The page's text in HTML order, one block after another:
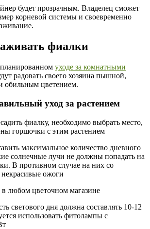
будет прозрачным. Владелец сможет
корневой системы и своевременно
фиалки
уходе за комнатными
радовать своего хозяина пышной,
обильным цветением.
уход за растением
фиалку, необходимо выбрать место,
горшочки с этим растением
максимальное количество дневного
солнечные лучи не должны попадать на
В противном случае на них со
некрасивые ожоги
любом цветочном магазине
светового дня должна составлять 10-12
использовать фитолампы с